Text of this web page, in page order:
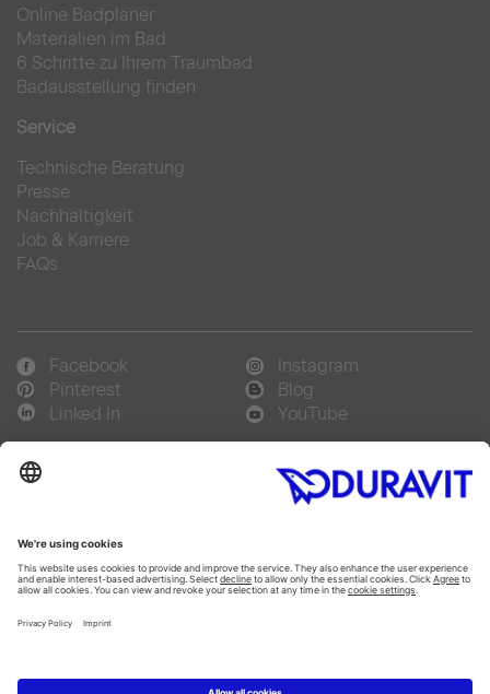
Online Badplaner
Materialien im Bad
6 Schritte zu Ihrem Traumbad
Badausstellung finden
Service
Technische Beratung
Presse
Nachhaltigkeit
Job & Karriere
FAQs
Facebook
Instagram
Pinterest
Blog
Linked In
YouTube
Français
Italiano
Copyright © 2026 Duravit AG